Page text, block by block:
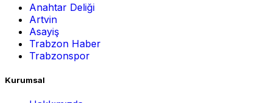
Anahtar Deliği
Artvin
Asayiş
Trabzon Haber
Trabzonspor
Kurumsal